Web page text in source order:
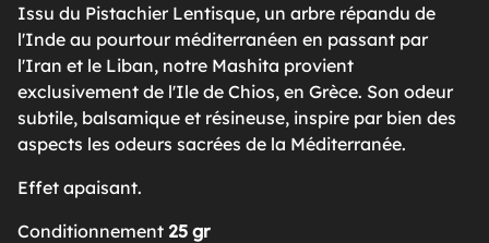
Issu du Pistachier Lentisque, un arbre répandu de
l'Inde au pourtour méditerranéen en passant par
l'Iran et le Liban, notre Mashita provient
exclusivement de l'Ile de Chios, en Grèce. Son odeur
subtile, balsamique et résineuse, inspire par bien des
aspects les odeurs sacrées de la Méditerranée.
Effet apaisant.
Conditionnement 25 gr